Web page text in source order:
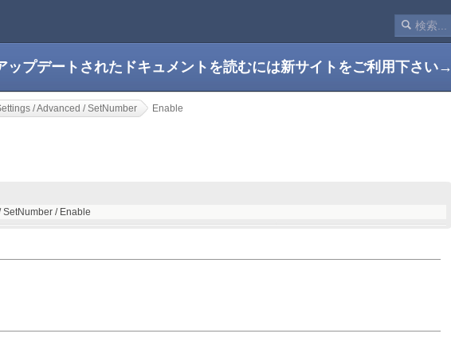
プデートされたドキュメントを読むには新サイトをご利用下さい→
/ Advanced / SetNumber Enable
SetNumber / Enable